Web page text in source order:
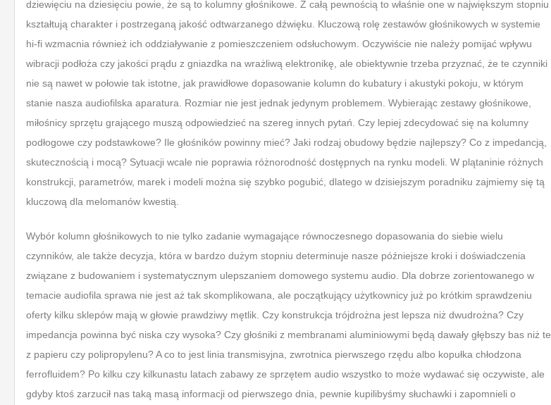
Tech Corner
Listy
wzmacniacze przenośne
Kable i akcesoria
Systemy stereo
Dyskografie
Galerie
Prezentacje
Tech Corner
dziewięciu na dziesięciu powie, że są to kolumny głośnikowe. Z całą pewnością to właśnie one w największym stopniu
kształtują charakter i postrzeganą jakość odtwarzanego dźwięku. Kluczową rolę zestawów głośnikowych w systemie
hi-fi wzmacnia również ich oddziaływanie z pomieszczeniem odsłuchowym. Oczywiście nie należy pomijać wpływu
wibracji podłoża czy jakości prądu z gniazdka na wrażliwą elektronikę, ale obiektywnie trzeba przyznać, że te czynniki
nie są nawet w połowie tak istotne, jak prawidłowe dopasowanie kolumn do kubatury i akustyki pokoju, w którym
stanie nasza audiofilska aparatura. Rozmiar nie jest jednak jedynym problemem. Wybierając zestawy głośnikowe,
miłośnicy sprzętu grającego muszą odpowiedzieć na szereg innych pytań. Czy lepiej zdecydować się na kolumny
podłogowe czy podstawkowe? Ile głośników powinny mieć? Jaki rodzaj obudowy będzie najlepszy? Co z impedancją,
skutecznością i mocą? Sytuacji wcale nie poprawia różnorodność dostępnych na rynku modeli. W plątaninie różnych
konstrukcji, parametrów, marek i modeli można się szybko pogubić, dlatego w dzisiejszym poradniku zajmiemy się tą
kluczową dla melomanów kwestią.
Wybór kolumn głośnikowych to nie tylko zadanie wymagające równoczesnego dopasowania do siebie wielu
czynników, ale także decyzja, która w bardzo dużym stopniu determinuje nasze późniejsze kroki i doświadczenia
związane z budowaniem i systematycznym ulepszaniem domowego systemu audio. Dla dobrze zorientowanego w
temacie audiofila sprawa nie jest aż tak skomplikowana, ale początkujący użytkownicy już po krótkim sprawdzeniu
oferty kilku sklepów mają w głowie prawdziwy mętlik. Czy konstrukcja trójdrożna jest lepsza niż dwudrożna? Czy
impedancja powinna być niska czy wysoka? Czy głośniki z membranami aluminiowymi będą dawały głębszy bas niż te
z papieru czy polipropylenu? A co to jest linia transmisyjna, zwrotnica pierwszego rzędu albo kopułka chłodzona
ferrofluidem? Po kilku czy kilkunastu latach zabawy ze sprzętem audio wszystko to może wydawać się oczywiste, ale
gdyby ktoś zarzucił nas taką masą informacji od pierwszego dnia, pewnie kupilibyśmy słuchawki i zapomnieli o